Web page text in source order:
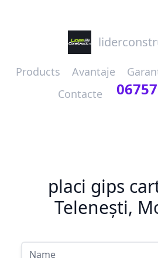
Products Avantaje
Contacte
placi gips
Telenești,